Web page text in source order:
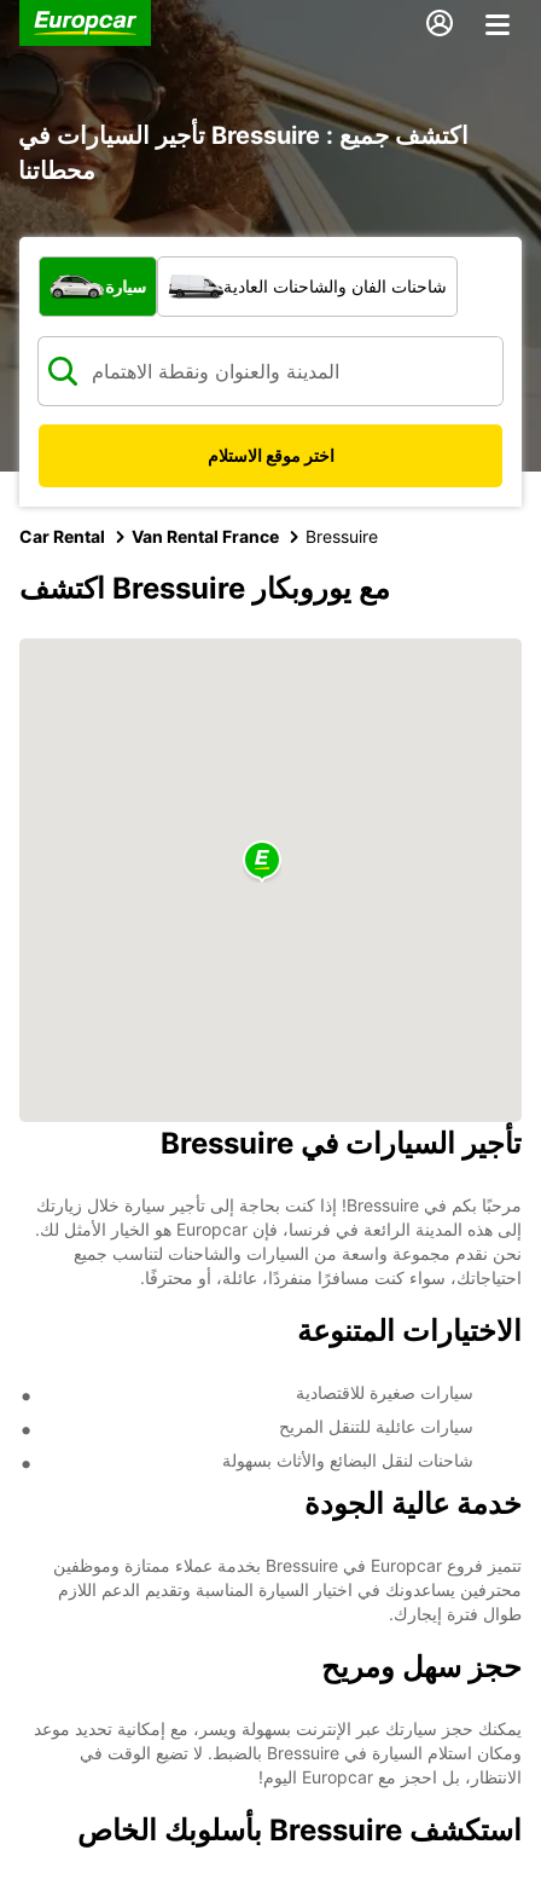
تأجير السيارات في Bressuire : اكتشف جميع
محطاتنا
ما نوع المركبة؟
سيارة شاحنات الفان والشاحنات العادية
اختر موقع الاستلام
Car Rental Van Rental France Bressuire
اكتشف Bressuire مع يوروبكار
تأجير السيارات في Bressuire
مرحبًا بكم في Bressuire! إذا كنت بحاجة إلى تأجير سيارة خلال زيارتك
إلى هذه المدينة الرائعة في فرنسا، فإن Europcar هو الخيار الأمثل لك.
نحن نقدم مجموعة واسعة من السيارات والشاحنات لتناسب جميع
احتياجاتك، سواء كنت مسافرًا منفردًا، عائلة، أو محترفًا.
الاختيارات المتنوعة
سيارات صغيرة للاقتصادية
سيارات عائلية للتنقل المريح
شاحنات لنقل البضائع والأثاث بسهولة
خدمة عالية الجودة
تتميز فروع Europcar في Bressuire بخدمة عملاء ممتازة وموظفين
محترفين يساعدونك في اختيار السيارة المناسبة وتقديم الدعم اللازم
طوال فترة إيجارك.
حجز سهل ومريح
يمكنك حجز سيارتك عبر الإنترنت بسهولة ويسر، مع إمكانية تحديد موعد
ومكان استلام السيارة في Bressuire بالضبط. لا تضيع الوقت في
الانتظار، بل احجز مع Europcar اليوم!
استكشف Bressuire بأسلوبك الخاص